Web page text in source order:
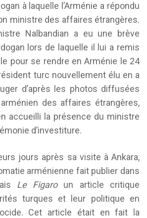
à laquelle l’Arménie a répondu
ministre des affaires étrangères.
Nalbandian a eu une brève
lors de laquelle il lui a remis
pour se rendre en Arménie le 24
turc nouvellement élu en a
d’après les photos diffusées
des affaires étrangères,
accueilli la présence du ministre
d’investiture.
jours après sa visite à Ankara,
arménienne fait publier dans
Le Figaroun article critique
turques et leur politique en
Cet article était en fait la